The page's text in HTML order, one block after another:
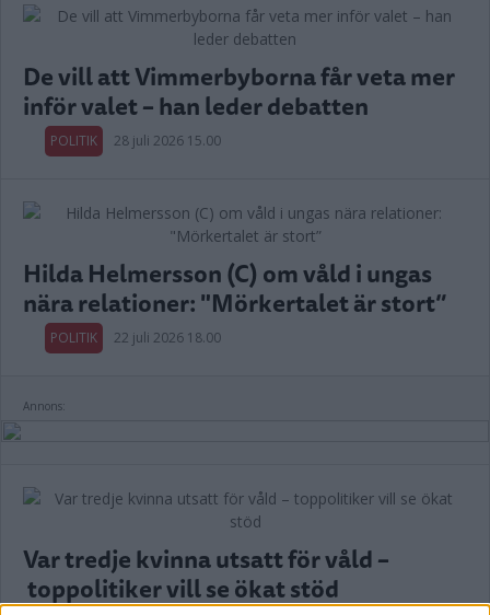
De vill att Vimmerbyborna får veta mer
inför valet – han leder debatten
POLITIK 28 juli 2026 15.00
Hilda Helmersson (C) om våld i ungas
nära relationer: "Mörkertalet är stort”
POLITIK 22 juli 2026 18.00
Annons:
Var tredje kvinna utsatt för våld –
toppolitiker vill se ökat stöd